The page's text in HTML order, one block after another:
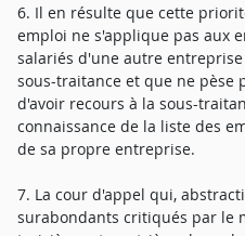
6. Il en résulte que cette
emploi ne s'applique pas aux
salariés d'une autre
sous-traitance et que ne pèse
d'avoir recours à la sous-
connaissance de la liste des
de sa propre entreprise.
7. La cour d'appel qui,
surabondants critiqués par le